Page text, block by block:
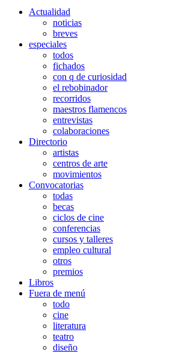
Actualidad
noticias
breves
especiales
todos
fichados
con q de curiosidad
el rebobinador
recorridos
maestros flamencos
entrevistas
colaboraciones
Directorio
artistas
centros de arte
movimientos
Convocatorias
todas
becas
ciclos de cine
conferencias
cursos y talleres
empleo cultural
otros
premios
Libros
Fuera de menú
todo
cine
literatura
teatro
diseño